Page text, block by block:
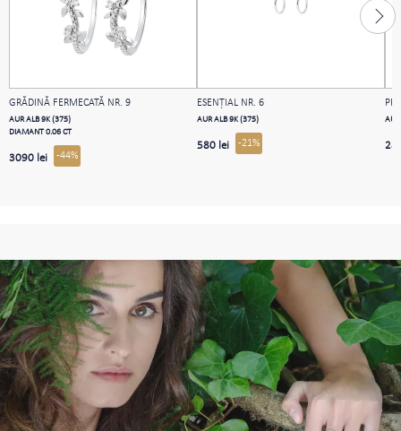
GRĂDINĂ FERMECATĂ NR. 9
AUR ALB 9K (375)
DIAMANT 0.06 CT
3090 lei -44%
ESENȚIAL NR. 6
AUR ALB 9K (375)
580 lei -21%